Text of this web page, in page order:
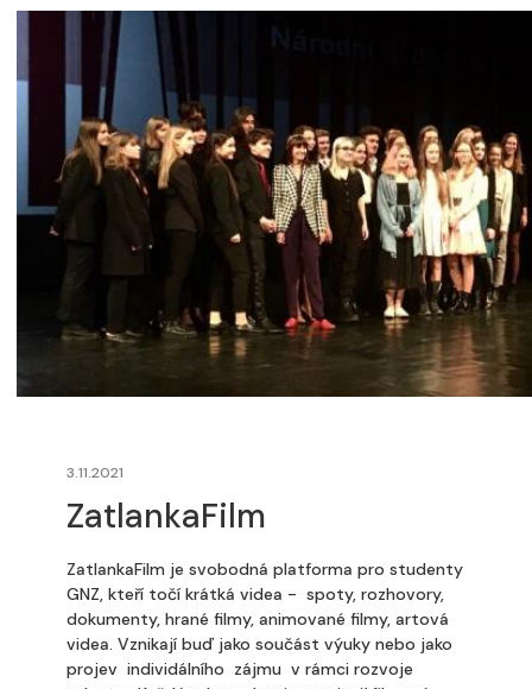
3.11.2021
ZatlankaFilm
ZatlankaFilm je svobodná platforma pro studenty
GNZ, kteří točí krátká videa - spoty, rozhovory,
dokumenty, hrané filmy, animované filmy, artová
videa. Vznikají buď jako součást výuky nebo jako
projev individálního zájmu v rámci rozvoje